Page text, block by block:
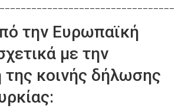
την Ευρωπαϊκή
με την
της κοινής δήλωσης